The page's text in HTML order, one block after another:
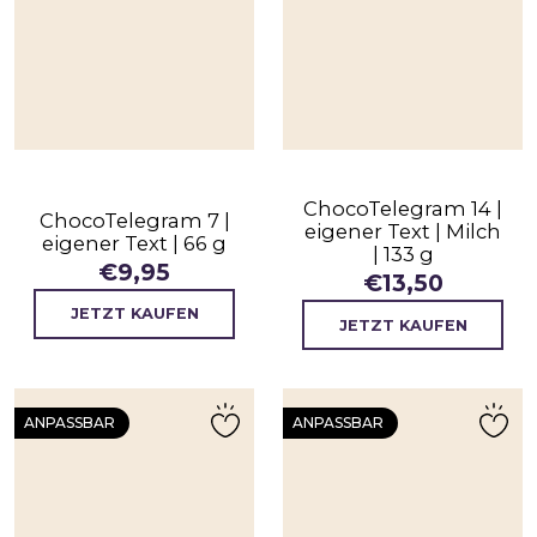
ChocoTelegram 7 |
eigener Text | 66 g
€9,95
JETZT KAUFEN
ChocoTelegram 14 |
eigener Text | Milch
| 133 g
€13,50
JETZT KAUFEN
ANPASSBAR ANPASSBAR